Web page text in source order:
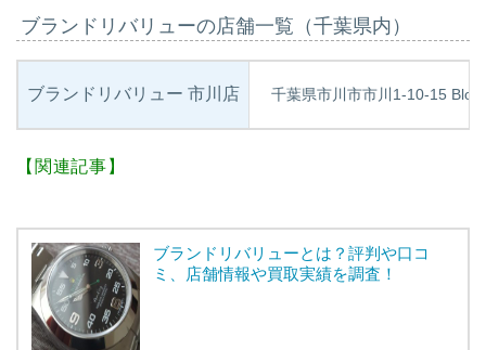
ブランドリバリューの店舗一覧（千葉県内）
ブランドリバリュー 市川店 千葉県市川市市川1-10-15
【関連記事】
ブランドリバリューとは？評判や口コ
ミ、店舗情報や買取実績を調査！